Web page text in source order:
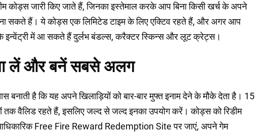
कोड्स जारी किए जाते हैं, जिनका इस्तेमाल करके आप बिना किसी खर्च के अपने
सकते हैं। ये कोड्स एक लिमिटेड टाइम के लिए एक्टिव रहते हैं, और अगर आप
इन्वेंट्री में आ सकते हैं दुर्लभ बंडल्स, करैक्टर स्किन्स और लूट क्रेट्स।
लें और बनें सबसे अलग
बनाती है कि यह अपने खिलाड़ियों को बार-बार मुफ्त इनाम देने के मौके देता है। 15
वैलिड रहते हैं, इसलिए जल्द से जल्द इनका उपयोग करें। कोड्स को रिडीम
Free Fire Reward Redemption Site पर जाएं, अपने गेम